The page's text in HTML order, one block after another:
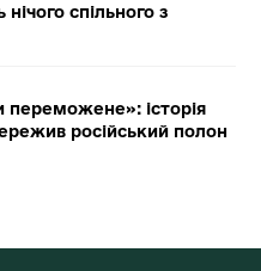
спільного з
переможене»: історія
російський полон